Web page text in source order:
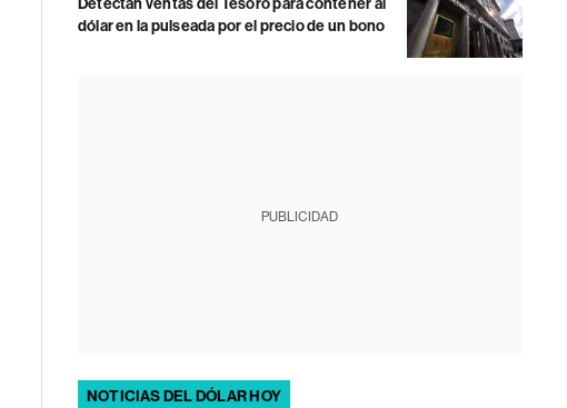
dólar en la pulseada por el precio de un bono
PUBLICIDAD
NOTICIAS DEL DÓLAR HOY